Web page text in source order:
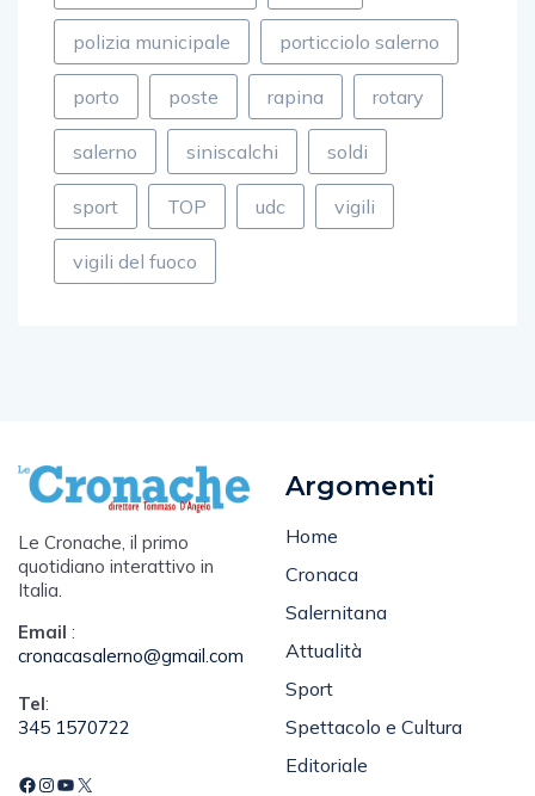
polizia municipale porticciolo salerno
porto poste rapina rotary
salerno siniscalchi soldi
sport TOP udc vigili
vigili del fuoco
Le Cronache, il primo
quotidiano interattivo in
Italia.
Email :
cronacasalerno@gmail.com
Tel:
345 1570722
Argomenti
Home
Cronaca
Salernitana
Attualità
Sport
Spettacolo e Cultura
Editoriale